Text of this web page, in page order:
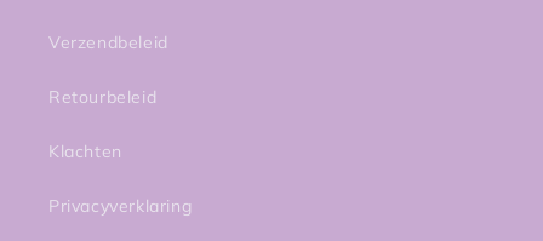
Verzendbeleid
Retourbeleid
Klachten
Privacyverklaring